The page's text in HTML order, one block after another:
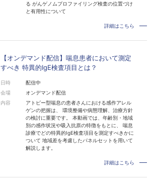
る がんゲノムプロファイリング検査の位置づけ
と有用性について
詳細はこちら
【オンデマンド配信】喘息患者において測定
すべき 特異的IgE検査項目とは？
日時
配信中
会場
オンデマンド配信
内容
アトピー型喘息の患者さんにおける感作アレル
ゲンの把握は、 環境整備や病態理解、治療方針
の検討に重要です。 本動画では、年齢別・地域
別の感作状況や吸入抗原の特徴をもとに、 喘息
診療でどの特異的IgE検査項目を測定すべきかに
ついて 地域差を考慮したパネルセットを用いて
解説します。
詳細はこちら